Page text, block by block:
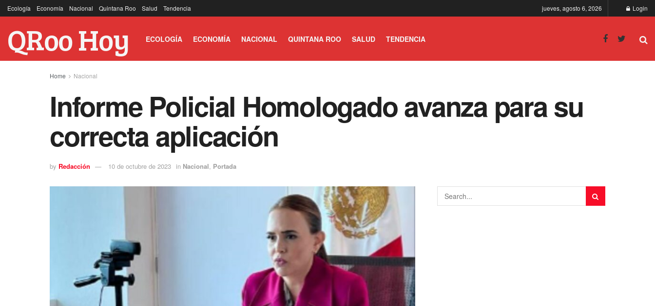
Ecología Economía Nacional Quintana Roo Salud Tendencia jueves, agosto 6, 2026 Login
QRoo Hoy ECOLOGÍA ECONOMÍA NACIONAL QUINTANA ROO SALUD TENDENCIA
Home Nacional
Informe Policial Homologado avanza para su
correcta aplicación
by Redacción 10 de octubre de 2023 in Nacional, Portada